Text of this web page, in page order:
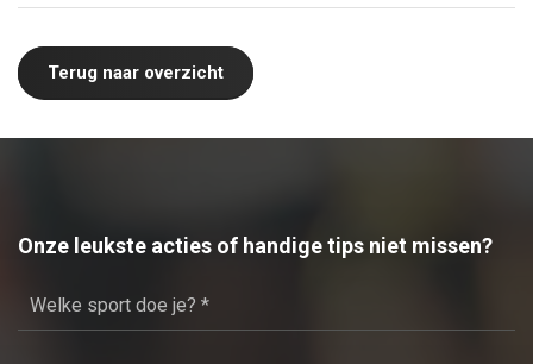
Terug naar overzicht
Onze leukste acties of handige tips niet missen?